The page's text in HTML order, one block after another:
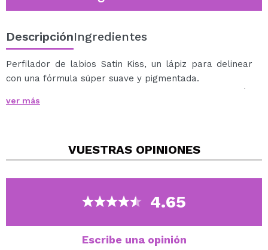
DescripciónIngredientes
Perfilador de labios Satin Kiss, un lápiz para delinear
con una fórmula súper suave y pigmentada.
Disponible en una amplia gama de tonos, se adaptarán
a todos tus labiales.
Cruelty free.
ver más
VUESTRAS OPINIONES
4.65
Escribe una opinión